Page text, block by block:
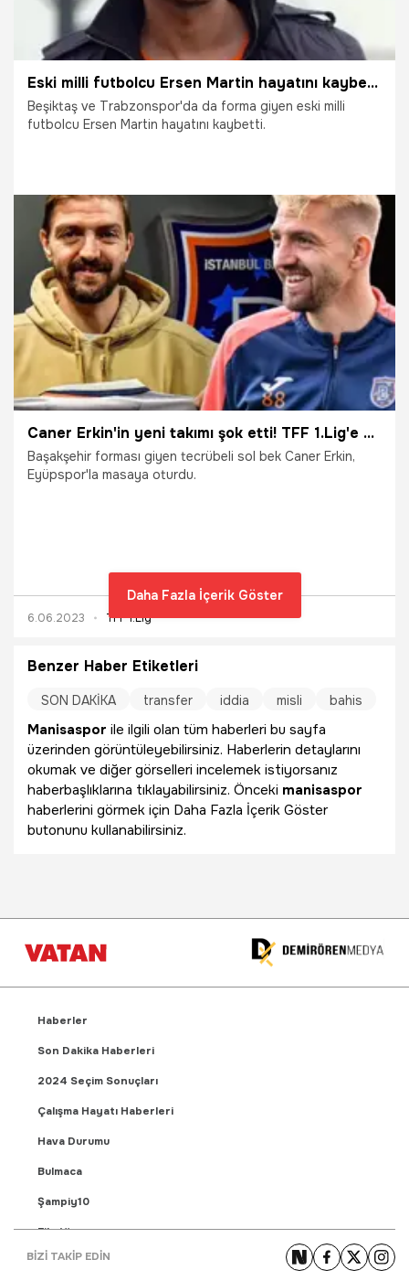
Eski milli futbolcu Ersen Martin hayatını kaybetti
Beşiktaş ve Trabzonspor'da da forma giyen eski milli
futbolcu Ersen Martin hayatını kaybetti.
19.03.2024 Futbol
Caner Erkin'in yeni takımı şok etti! TFF 1.Lig'e gidiyor
Başakşehir forması giyen tecrübeli sol bek Caner Erkin,
Eyüpspor'la masaya oturdu.
6.06.2023 TFF 1.Lig
Daha Fazla İçerik Göster
Benzer Haber Etiketleri
SON DAKİKA transfer iddia misli bahis
Manisaspor ile ilgili olan tüm haberleri bu sayfa
üzerinden görüntüleyebilirsiniz. Haberlerin detaylarını
okumak ve diğer görselleri incelemek istiyorsanız
haberbaşlıklarına tıklayabilirsiniz. Önceki manisaspor
haberlerini görmek için Daha Fazla İçerik Göster
butonunu kullanabilirsiniz.
Haberler
Son Dakika Haberleri
2024 Seçim Sonuçları
Çalışma Hayatı Haberleri
Hava Durumu
Bulmaca
Şampiy10
Fikstür
Puan Durumu
BİZİ TAKİP EDİN